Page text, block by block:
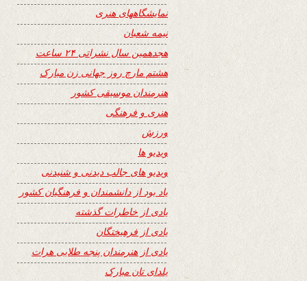
نمایشگاههای هنری
نیمه شعبان
هجدهمین سال نشراتی ۲۴ ساعت
هشتم مارچ روز جهانی زن مبارک
هنرمندان موسیقی کشور
هنری و فرهنگی
ورزش
ویدیو ها
ویدیو های جالب دیدنی و شنیدنی
یاد بود از دانشمندان و فرهنگیان کشور
یادی از خاطرات گذشته
یادی از فرهیختگان
یادی از هنرمندان پنجه طلایی هرات
یلدای تان مبارک